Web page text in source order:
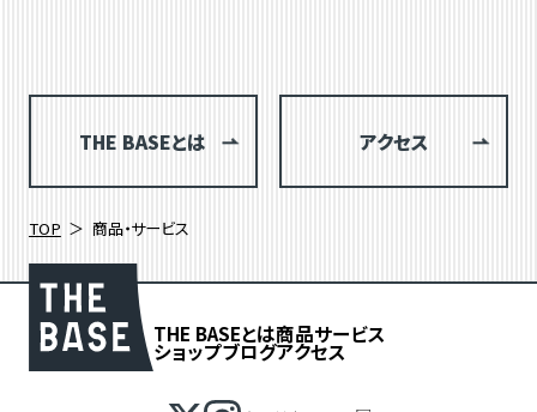
THE BASEとは アクセス
TOP 商品・サービス
THE BASEとは商品サービス
ショップブログアクセス